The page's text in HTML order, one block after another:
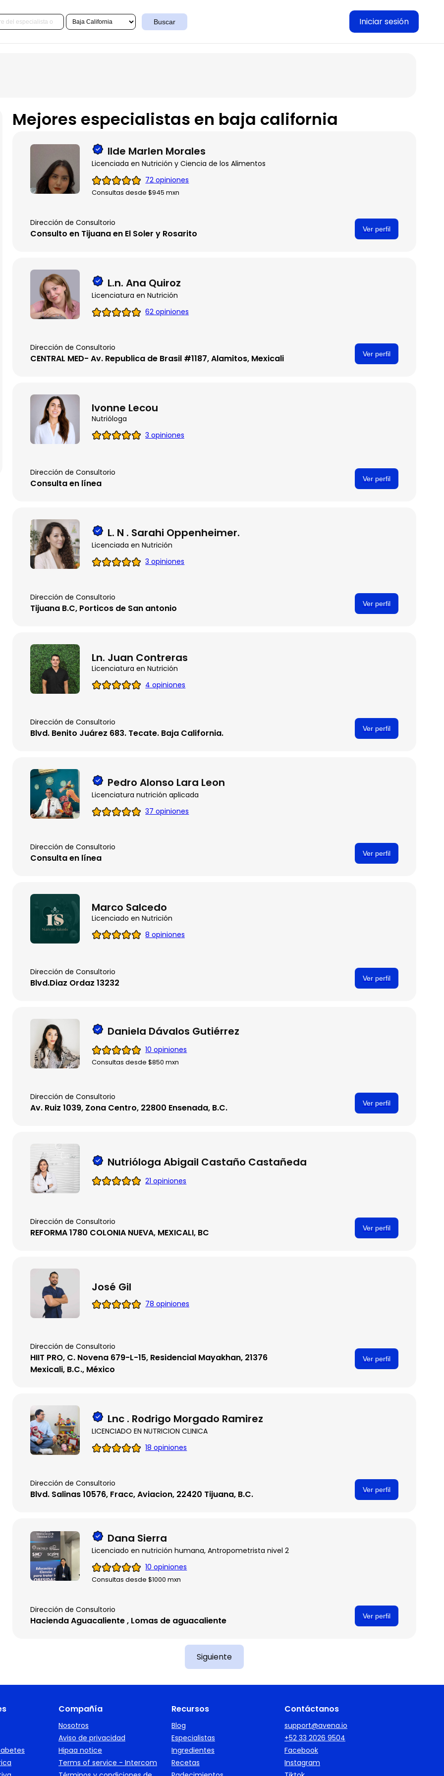
Buscar Iniciar sesión
Mejores especialistas en baja california
Ilde Marlen Morales
Licenciada en Nutrición y Ciencia de los Alimentos
72 opiniones
Consultas desde $945 mxn
Dirección de Consultorio
Consulto en Tijuana en El Soler y Rosarito Ver perfil
L.n. Ana Quiroz
Licenciatura en Nutrición
62 opiniones
Dirección de Consultorio
CENTRAL MED- Av. Republica de Brasil #1187, Alamitos, Mexicali Ver perfil
Ivonne Lecou
Nutrióloga
3 opiniones
Dirección de Consultorio
Consulta en línea Ver perfil
L. N . Sarahi Oppenheimer.
Licenciada en Nutrición
3 opiniones
Dirección de Consultorio
Tijuana B.C, Porticos de San antonio Ver perfil
Ln. Juan Contreras
Licenciatura en Nutrición
4 opiniones
Dirección de Consultorio
Blvd. Benito Juárez 683. Tecate. Baja California. Ver perfil
Pedro Alonso Lara Leon
Licenciatura nutrición aplicada
37 opiniones
Dirección de Consultorio
Consulta en línea Ver perfil
Marco Salcedo
Licenciado en Nutrición
8 opiniones
Dirección de Consultorio
Blvd.Diaz Ordaz 13232 Ver perfil
Daniela Dávalos Gutiérrez
10 opiniones
Consultas desde $850 mxn
Dirección de Consultorio
Av. Ruiz 1039, Zona Centro, 22800 Ensenada, B.C. Ver perfil
Nutrióloga Abigail Castaño Castañeda
21 opiniones
Dirección de Consultorio
REFORMA 1780 COLONIA NUEVA, MEXICALI, BC Ver perfil
José Gil
78 opiniones
Dirección de Consultorio
HIIT PRO, C. Novena 679-L-15, Residencial Mayakhan, 21376
Mexicali, B.C., México
Ver perfil
Lnc . Rodrigo Morgado Ramirez
LICENCIADO EN NUTRICION CLINICA
18 opiniones
Dirección de Consultorio
Blvd. Salinas 10576, Fracc, Aviacion, 22420 Tijuana, B.C. Ver perfil
Dana Sierra
Licenciado en nutrición humana, Antropometrista nivel 2
10 opiniones
Consultas desde $1000 mxn
Dirección de Consultorio
Hacienda Aguacaliente , Lomas de aguacaliente Ver perfil
Siguiente
Compañía
Nosotros
Aviso de privacidad
Hipaa notice
Terms of service - Intercom
Recursos
Blog
Especialistas
Ingredientes
Recetas
Contáctanos
support@avena.io
+52 33 2026 9504
Facebook
Instagram